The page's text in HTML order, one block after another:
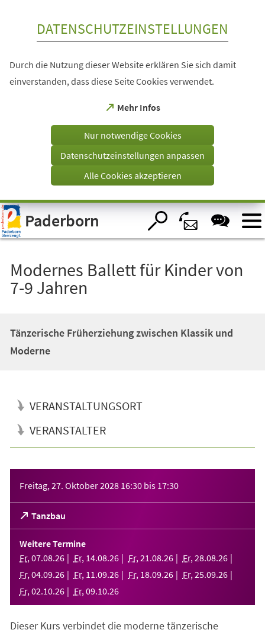
Visuelle
Assistenzsoftware
öffnen.
DATENSCHUTZEINSTELLUNGEN
Durch die Nutzung dieser Website erklären Sie sich damit
einverstanden, dass diese Seite Cookies verwendet.
Mehr Infos
(Öffnet
einem
Tab)
Nur notwendige Cookies
Datenschutzeinstellungen anpassen
Alle Cookies akzeptieren
Paderborn
Modernes Ballett für Kinder von
7-9 Jahren
Tänzerische Früherziehung zwischen Klassik und
Moderne
VERANSTALTUNGSORT
VERANSTALTER
Freitag, 27. Oktober 2028 16:30 bis 17:30
Tanzbau
(Öffnet
in
einem
neuen
Tab)
Weitere Termine
Fr, 07.08.26 Fr, 14.08.26 Fr, 21 .08.26 Fr, 28.08.26
Fr, 04.09.26 Fr, 11 .09.26 Fr, 18.09.26 Fr, 25.09.26
Fr, 02.10.26 Fr, 09.10.26
Dieser Kurs verbindet die moderne tänzerische